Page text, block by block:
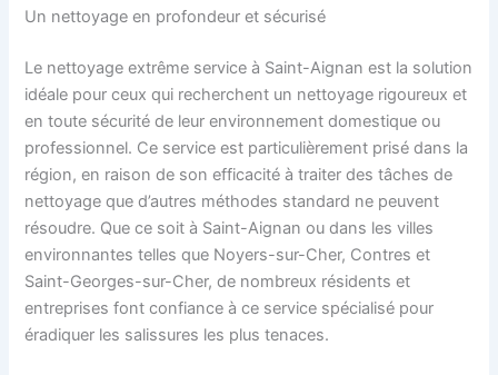
Un nettoyage en profondeur et sécurisé
Le nettoyage extrême service à Saint-Aignan est la solution
idéale pour ceux qui recherchent un nettoyage rigoureux et
en toute sécurité de leur environnement domestique ou
professionnel. Ce service est particulièrement prisé dans la
région, en raison de son efficacité à traiter des tâches de
nettoyage que d’autres méthodes standard ne peuvent
résoudre. Que ce soit à Saint-Aignan ou dans les villes
environnantes telles que Noyers-sur-Cher, Contres et
Saint-Georges-sur-Cher, de nombreux résidents et
entreprises font confiance à ce service spécialisé pour
éradiquer les salissures les plus tenaces.